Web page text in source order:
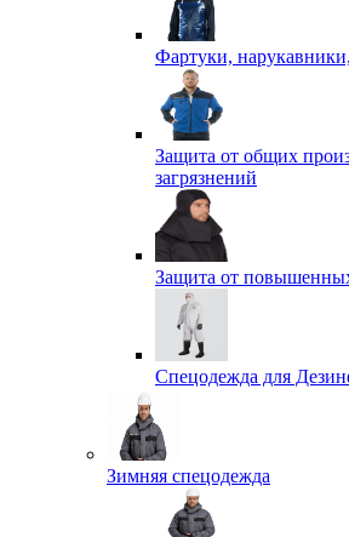
Фартуки,
Защита от общих
загрязнений
Защита от
Спецодежда для
Зимняя спецодежда